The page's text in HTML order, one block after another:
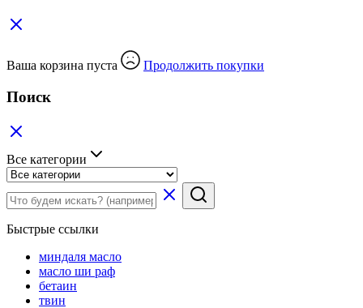
Ваша корзина пуста Продолжить покупки
Поиск
Все категории
Быстрые ссылки
миндаля масло
масло ши раф
бетаин
твин